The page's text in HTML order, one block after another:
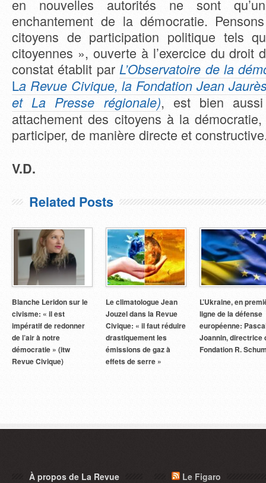
en nouvelles autorités ne sont
enchantement de la démocratie.
citoyens de participation politique tels
citoyennes », ouverte à l’exercice du droit
constat établit par L’Observatoire de la
La Revue Civique, la Fondation Jean
et La Presse régionale), est bien aussi
attachement des citoyens à la
participer, de manière directe et
V.D.
Related Posts
Blanche Leridon sur le
civisme: « il est
impératif de redonner
de l’air à notre
démocratie » (itw
Revue Civique)
Le climatologue Jean
Jouzel dans la Revue
Civique: « il faut réduire
drastiquement les
émissions de gaz à
effets de serre »
L’Ukraine, en
ligne de la défense
européenne:
Joannin, directrice
Fondation R.
À propos de La Revue Le Figaro